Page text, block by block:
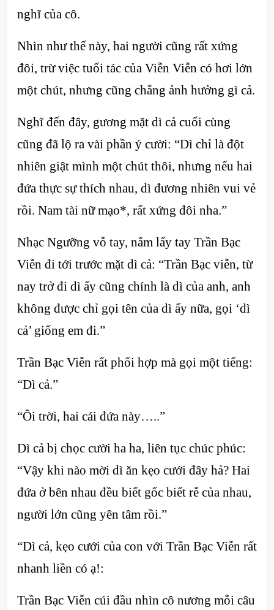
nghĩ của cô.
Nhìn như thế này, hai người cũng rất xứng
đôi, trừ việc tuổi tác của Viễn Viễn có hơi lớn
một chút, nhưng cũng chẳng ảnh hưởng gì cả.
Nghĩ đến đây, gương mặt dì cả cuối cùng
cũng đã lộ ra vài phần ý cười: “Dì chỉ là đột
nhiên giật mình một chút thôi, nhưng nếu hai
đứa thực sự thích nhau, dì đương nhiên vui vẻ
rồi. Nam tài nữ mạo*, rất xứng đôi nha.”
Nhạc Ngưỡng vỗ tay, nắm lấy tay Trần Bạc
Viễn đi tới trước mặt dì cả: “Trần Bạc viễn, từ
nay trở đi dì ấy cũng chính là dì của anh, anh
không được chỉ gọi tên của dì ấy nữa, gọi ‘dì
cả’ giống em đi.”
Trần Bạc Viễn rất phối hợp mà gọi một tiếng:
“Dì cả.”
“Ôi trời, hai cái đứa này…..”
Dì cả bị chọc cười ha ha, liên tục chúc phúc:
“Vậy khi nào mời dì ăn kẹo cưới đây hả? Hai
đứa ở bên nhau đều biết gốc biết rễ của nhau,
người lớn cũng yên tâm rồi.”
“Dì cả, kẹo cưới của con với Trần Bạc Viễn rất
nhanh liền có ạ!:
Trần Bạc Viễn cúi đầu nhìn cô nương mỗi câu